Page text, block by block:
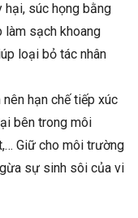
hại, súc họng bằng
sạch khoang
loại bỏ tác nhân
hạn chế tiếp xúc
bên trong môi
Giữ cho môi trường
sự sinh sôi của vi